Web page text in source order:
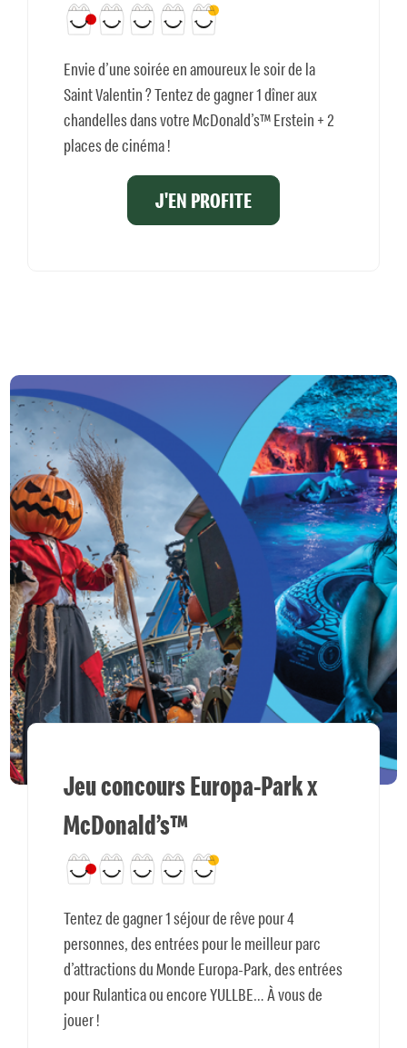
Envie d’une soirée en amoureux le soir de la
Saint Valentin ? Tentez de gagner 1 dîner aux
chandelles dans votre McDonald’s™ Erstein + 2
places de cinéma !
J'EN PROFITE
Jeu concours Europa-Park x
McDonald’s™
Tentez de gagner 1 séjour de rêve pour 4
personnes, des entrées pour le meilleur parc
d’attractions du Monde Europa-Park, des entrées
pour Rulantica ou encore YULLBE… À vous de
jouer !